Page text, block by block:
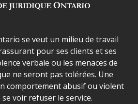
sécurité dans les locaux d'AJO.
se veut un milieu de travail
pour ses clients et ses
verbale ou les menaces de
ne seront pas tolérées. Une
comportement abusif ou violent
se voir refuser le service.